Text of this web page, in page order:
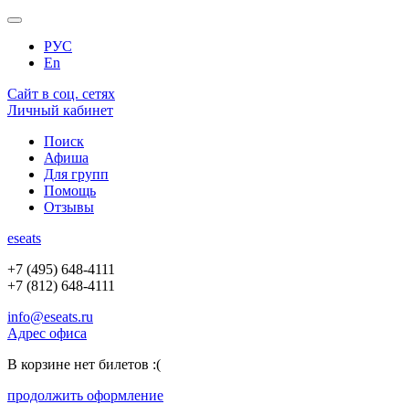
РУС
En
Сайт в соц. сетях
Личный кабинет
Поиск
Афиша
Для групп
Помощь
Отзывы
eseats
+7 (495) 648-4111
+7 (812) 648-4111
info@eseats.ru
Адрес офиса
В корзине нет билетов :(
продолжить оформление